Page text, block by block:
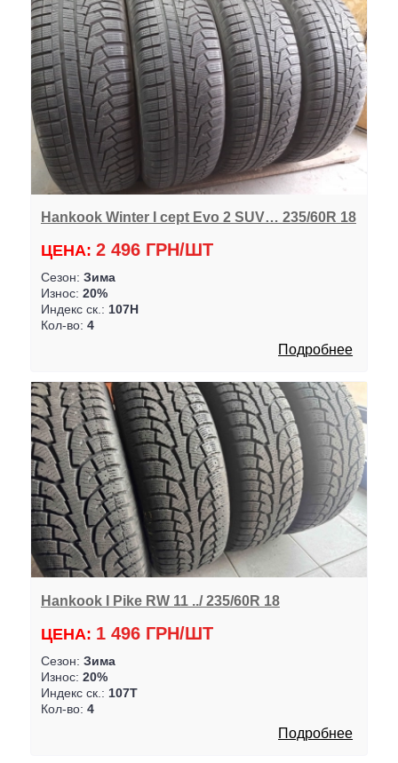
Hankook Winter I cept Evo 2 SUV… 235/60R 18
ЦЕНА: 2 496 ГРН/ШТ
Сезон: Зима
Износ: 20%
Индекс ск.: 107H
Кол-во: 4
Подробнее
Hankook I Pike RW 11 ../ 235/60R 18
ЦЕНА: 1 496 ГРН/ШТ
Сезон: Зима
Износ: 20%
Индекс ск.: 107T
Кол-во: 4
Подробнее